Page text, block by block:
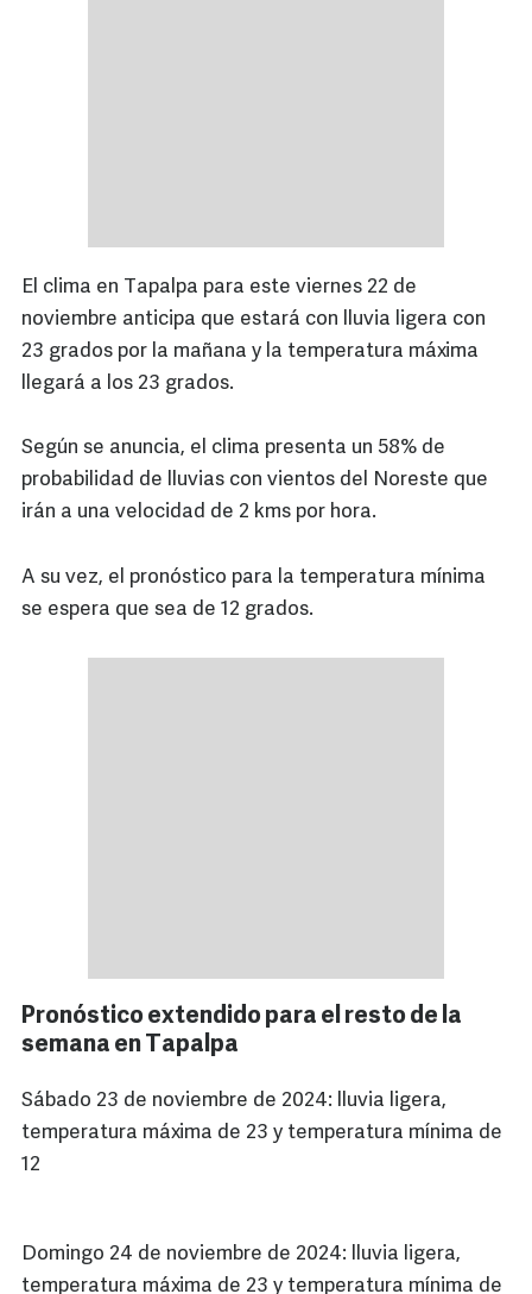
El clima en Tapalpa para este viernes 22 de
noviembre anticipa que estará con lluvia ligera con
23 grados por la mañana y la temperatura máxima
llegará a los 23 grados.
Según se anuncia, el clima presenta un 58% de
probabilidad de lluvias con vientos del Noreste que
irán a una velocidad de 2 kms por hora.
A su vez, el pronóstico para la temperatura mínima
se espera que sea de 12 grados.
Pronóstico extendido para el resto de la
semana en Tapalpa
Sábado 23 de noviembre de 2024: lluvia ligera,
temperatura máxima de 23 y temperatura mínima de
12
Domingo 24 de noviembre de 2024: lluvia ligera,
temperatura máxima de 23 y temperatura mínima de